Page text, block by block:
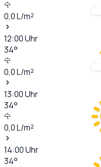
0,0L/m²
12:00Uhr
34°
0,0L/m²
13:00Uhr
34°
0,0L/m²
14:00Uhr
34°